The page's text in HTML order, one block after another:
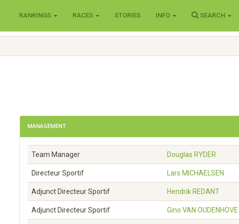
RANKINGS RACES STORIES INFO SEARCH
MANAGEMENT
Team Manager Douglas RYDER
Directeur Sportif Lars MICHAELSEN
Adjunct Directeur Sportif Hendrik REDANT
Adjunct Directeur Sportif Gino VAN OUDENHOVE